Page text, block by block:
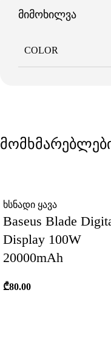
მიმოხილვა
COLOR
ხსნადი ყავა
Baseus Blade
Display 100W
20000mAh
₾80.00